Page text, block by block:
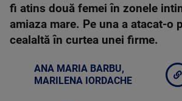
fi atins două femei în zonele
amiaza mare. Pe una a atacat-o
cealaltă în curtea unei firme.
ANA MARIA BARBU,
MARILENA IORDACHE